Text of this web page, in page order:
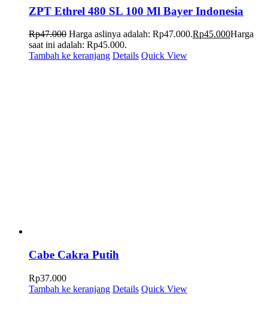
ZPT Ethrel 480 SL 100 Ml Bayer Indonesia
Rp47.000 Harga aslinya adalah: Rp47.000.Rp45.000Harga
saat ini adalah: Rp45.000.
Tambah ke keranjang Details Quick View
Cabe Cakra Putih
Rp37.000
Tambah ke keranjang Details Quick View